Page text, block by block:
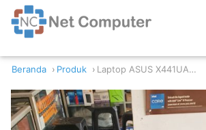
Beranda Produk Laptop ASUS X441UA Intel Core i3 Gen 7 4/256